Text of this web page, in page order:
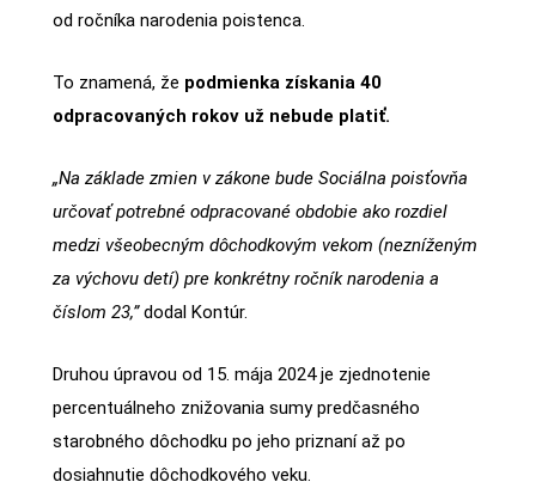
od ročníka narodenia poistenca.
To znamená, že podmienka získania 40
odpracovaných rokov už nebude platiť.
„Na základe zmien v zákone bude Sociálna poisťovňa
určovať potrebné odpracované obdobie ako rozdiel
medzi všeobecným dôchodkovým vekom (nezníženým
za výchovu detí) pre konkrétny ročník narodenia a
číslom 23,”dodal Kontúr.
Druhou úpravou od 15. mája 2024 je zjednotenie
percentuálneho znižovania sumy predčasného
starobného dôchodku po jeho priznaní až po
dosiahnutie dôchodkového veku.